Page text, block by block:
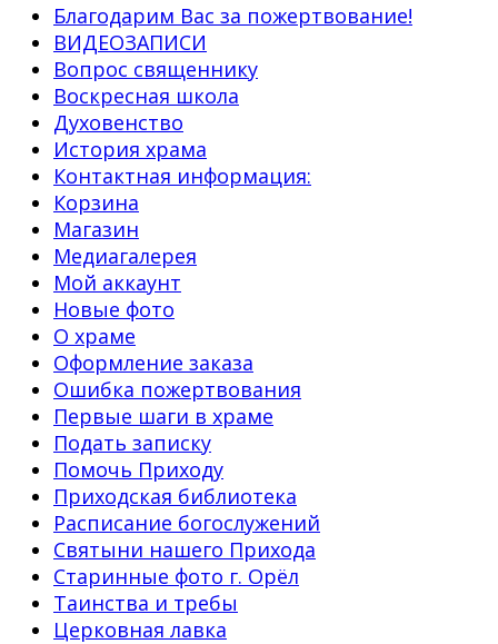
Благодарим Вас за пожертвование!
ВИДЕОЗАПИСИ
Вопрос священнику
Воскресная школа
Духовенство
История храма
Контактная информация:
Корзина
Магазин
Медиагалерея
Мой аккаунт
Новые фото
О храме
Оформление заказа
Ошибка пожертвования
Первые шаги в храме
Подать записку
Помочь Приходу
Приходская библиотека
Расписание богослужений
Святыни нашего Прихода
Старинные фото г. Орёл
Таинства и требы
Церковная лавка